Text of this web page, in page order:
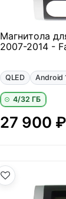
Магнитола
2007-2014 -
QLED Android
4/32 ГБ
27 900 ₽